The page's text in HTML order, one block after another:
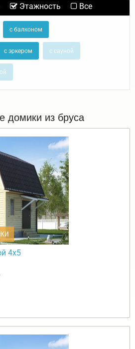
Этажность Все
с балконом
с эркером с сауной
домики из бруса
4х5